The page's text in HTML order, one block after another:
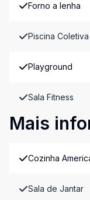
Forno a lenha
Piscina Coletiva
Playground
Sala Fitness
Mais
Cozinha
Sala de Jantar